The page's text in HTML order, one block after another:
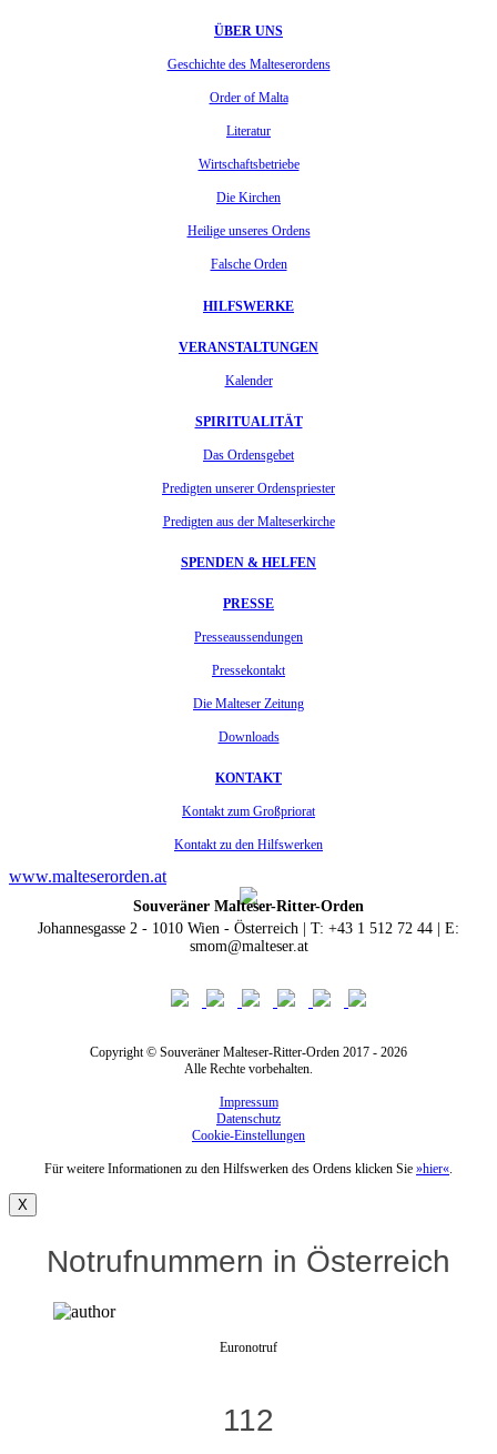
ÜBER UNS
Geschichte des Malteserordens
Order of Malta
Literatur
Wirtschaftsbetriebe
Die Kirchen
Heilige unseres Ordens
Falsche Orden
HILFSWERKE
VERANSTALTUNGEN
Kalender
SPIRITUALITÄT
Das Ordensgebet
Predigten unserer Ordenspriester
Predigten aus der Malteserkirche
SPENDEN & HELFEN
PRESSE
Presseaussendungen
Pressekontakt
Die Malteser Zeitung
Downloads
KONTAKT
Kontakt zum Großpriorat
Kontakt zu den Hilfswerken
www.malteserorden.at
Souveräner Malteser-Ritter-Orden
Johannesgasse 2 - 1010 Wien - Österreich | T: +43 1 512 72 44 | E:
smom@malteser.at
Copyright © Souveräner Malteser-Ritter-Orden 2017 - 2026
Alle Rechte vorbehalten.
Impressum
Datenschutz
Cookie-Einstellungen
Für weitere Informationen zu den Hilfswerken des Ordens klicken Sie »hier«.
X
Notrufnummern in Österreich
Euronotruf
112